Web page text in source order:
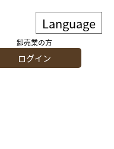
卸売業の方
ログイン